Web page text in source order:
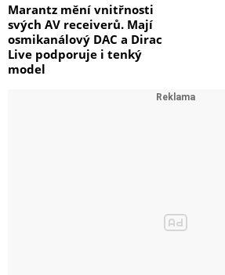
Marantz mění vnitřnosti
svých AV receiverů. Mají
osmikanálový DAC a Dirac
Live podporuje i tenký
model